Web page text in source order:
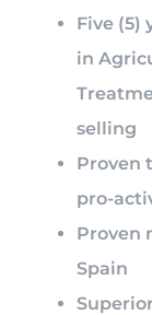
Five (5)
in
selling
Proven
pro-
Proven
Spain